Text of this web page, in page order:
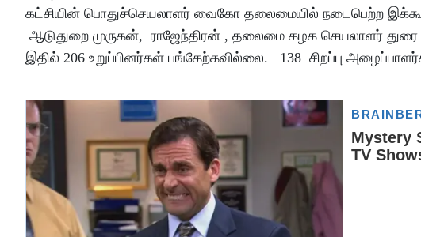
கட்சியின் பொதுச்செயலாளர் வைகோ தலைமையில் நடைபெற்ற
ஆடுதுறை முருகன், ராஜேந்திரன் , தலைமை கழக செயலாளர்
இதில் 206 உறுப்பினர்கள் பங்கேற்கவில்லை. 138 சிறப்பு